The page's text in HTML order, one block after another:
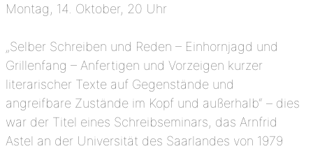
Montag, 14. Oktober, 20 Uhr
„Selber Schreiben und Reden – Einhornjagd und
Grillenfang – Anfertigen und Vorzeigen kurzer
literarischer Texte auf Gegenstände und
angreifbare Zustände im Kopf und außerhalb“ – dies
war der Titel eines Schreibseminars, das Arnfrid
Astel an der Universität des Saarlandes von 1979